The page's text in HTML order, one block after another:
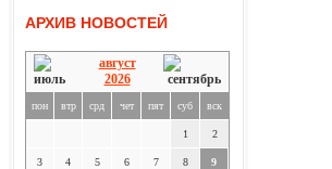
АРХИВ НОВОСТЕЙ
август
2026
пон втр срд чет пят суб вск
1 2
3 4 5 6 7 8 9